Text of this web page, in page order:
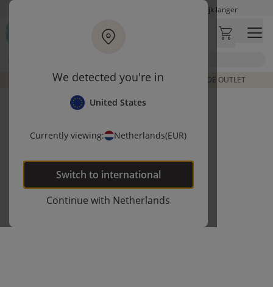
We detected you're in
United States
Currently viewing: Netherlands(EUR)
Switch to international
Continue with Netherlands
Ga naar hoofdinhoud
Let op: vertraging bij PostNL. Levering duurt mogelijk langer
Bezoek onze concept store
Klantbeoordelingen
DE LAATSTE ITEMS UIT VORIGE COLLECTIES | SHOP DE OUTLET